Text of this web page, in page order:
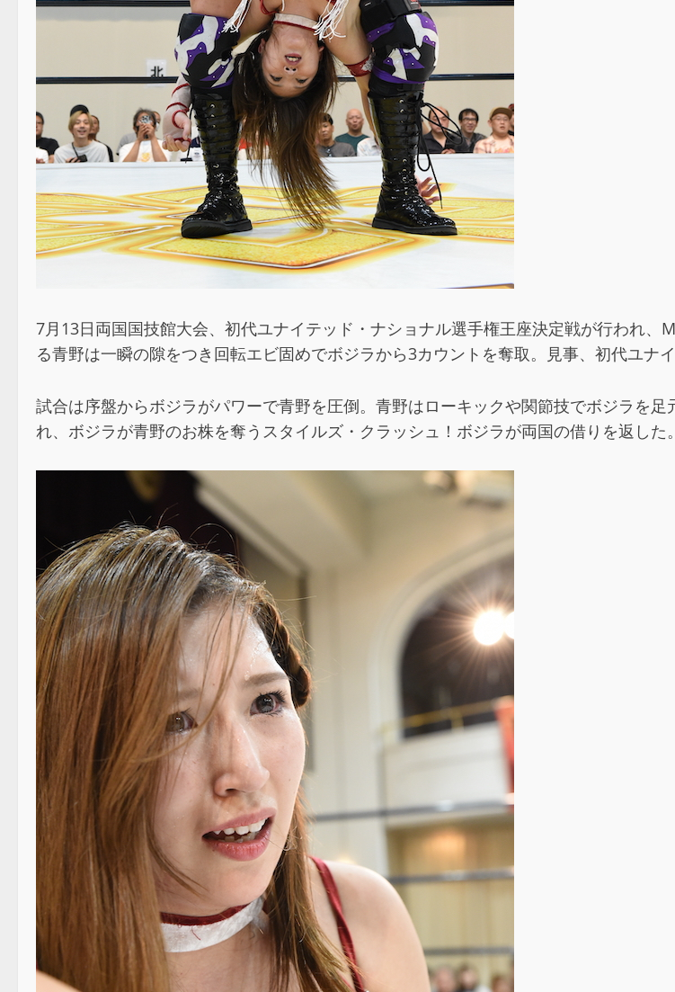
7月13日両国国技館大会、初代ユナイテッド・ナショナル選手権王座決定戦が行われ
る青野は一瞬の隙をつき回転エビ固めでボジラから3カウントを奪取。見事、初代ユナ
試合は序盤からボジラがパワーで青野を圧倒。青野はローキックや関節技でボジラを
れ、ボジラが青野のお株を奪うスタイルズ・クラッシュ！ボジラが両国の借りを返した。